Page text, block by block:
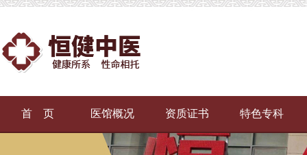
首 页 医馆概况 资质证书 特色专科